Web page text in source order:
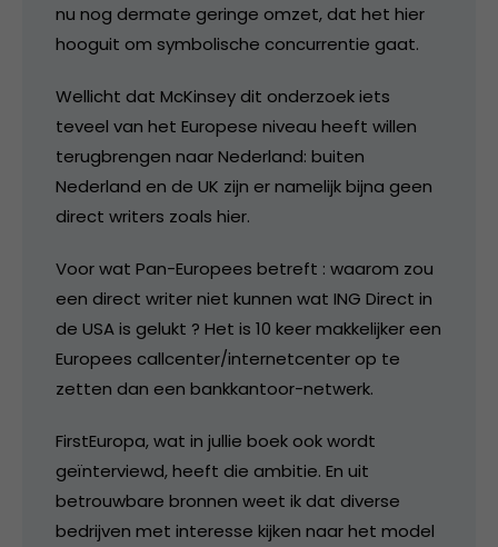
nu nog dermate geringe omzet, dat het hier
hooguit om symbolische concurrentie gaat.
Wellicht dat McKinsey dit onderzoek iets
teveel van het Europese niveau heeft willen
terugbrengen naar Nederland: buiten
Nederland en de UK zijn er namelijk bijna geen
direct writers zoals hier.
Voor wat Pan-Europees betreft : waarom zou
een direct writer niet kunnen wat ING Direct in
de USA is gelukt ? Het is 10 keer makkelijker een
Europees callcenter/internetcenter op te
zetten dan een bankkantoor-netwerk.
FirstEuropa, wat in jullie boek ook wordt
geïnterviewd, heeft die ambitie. En uit
betrouwbare bronnen weet ik dat diverse
bedrijven met interesse kijken naar het model